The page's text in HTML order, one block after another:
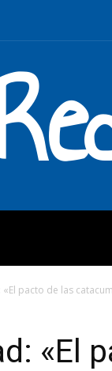
pacto de las
«El